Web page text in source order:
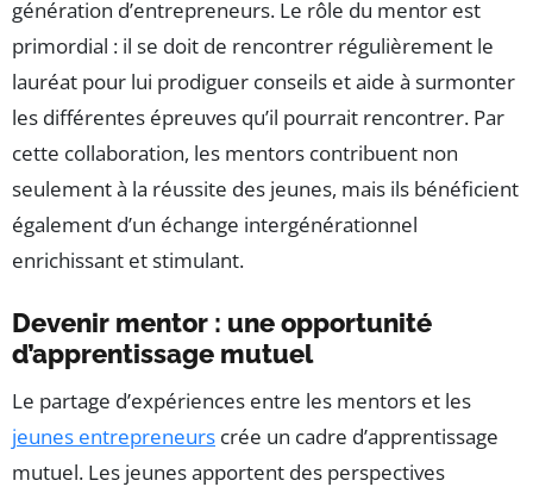
génération d’entrepreneurs. Le rôle du mentor est
primordial : il se doit de rencontrer régulièrement le
lauréat pour lui prodiguer conseils et aide à surmonter
les différentes épreuves qu’il pourrait rencontrer. Par
cette collaboration, les mentors contribuent non
seulement à la réussite des jeunes, mais ils bénéficient
également d’un échange intergénérationnel
enrichissant et stimulant.
Devenir mentor : une opportunité
d’apprentissage mutuel
Le partage d’expériences entre les mentors et les
jeunes entrepreneurs crée un cadre d’apprentissage
mutuel. Les jeunes apportent des perspectives